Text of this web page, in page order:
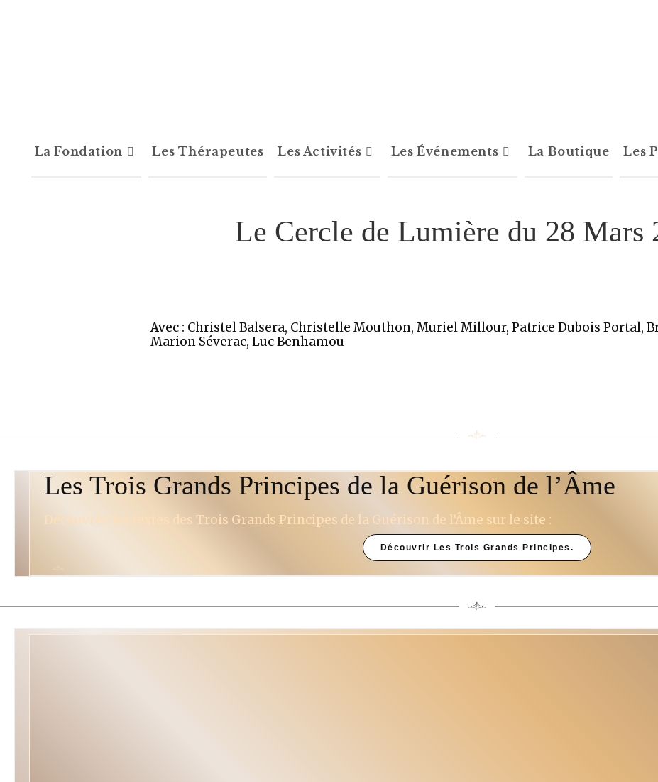
La Fondation Les Thérapeutes Les Activités Les Événements La Boutique Les
Le Cercle de Lumière du 28 Mars
Avec : Christel Balsera, Christelle Mouthon, Muriel Millour, Patrice Dubois Portal,
Marion Séverac, Luc Benhamou
Les Trois Grands Principes de la Guérison de l’Âme
Découvrez les textes des Trois Grands Principes de la Guérison de l’Âme sur le site :
Découvrir Les Trois Grands Principes.